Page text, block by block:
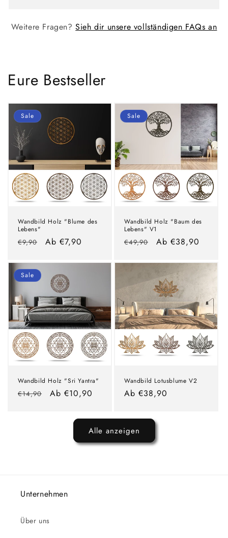
Weitere Fragen?Sieh dir unsere vollständigen FAQs an
Eure Bestseller
Sale
Wandbild Holz "Blume des
Lebens"
Normaler
€9,90 Verkaufspreis
Ab €7,90
Sale
Wandbild Holz "Baum des
Lebens" V1
Normaler
€49,90 Verkaufspreis
Ab €38,90
Sale
Wandbild Holz "Sri Yantra"
Normaler
€14,90 Verkaufspreis
Ab €10,90
Wandbild Lotusblume V2
Normaler
Ab €38,90
Alle anzeigen
Unternehmen
Über uns